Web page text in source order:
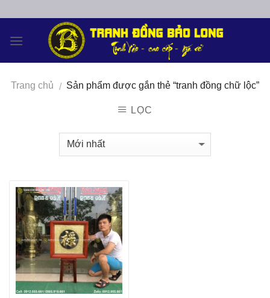
content
Trang chủ / Sản phẩm được gắn thẻ “tranh đồng chữ lộc”
LỌC